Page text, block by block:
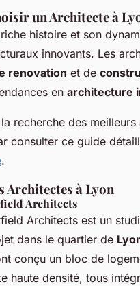
un Architecte à
histoire et son
innovants. Les
renovation et de
en architecture
recherche des
consulter ce guide
.
Architectes à Lyon
Architects
Architects est un
dans le quartier de
conçu un bloc de
haute densité, tous